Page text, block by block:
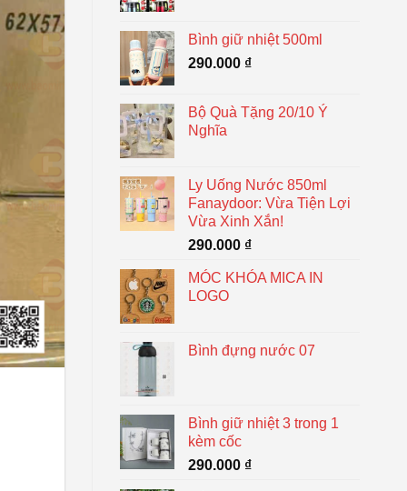
Bình giữ nhiệt 500ml
290.000 ₫
Bộ Quà Tặng 20/10 Ý
Nghĩa
Ly Uống Nước 850ml
Fanaydoor: Vừa Tiện Lợi
Vừa Xinh Xắn!
290.000 ₫
MÓC KHÓA MICA IN
LOGO
Bình đựng nước 07
Bình giữ nhiệt 3 trong 1
kèm cốc
290.000 ₫